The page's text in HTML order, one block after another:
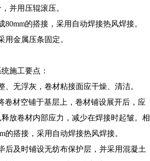
并用压辊滚压。
80mm的搭接，采用自动焊接热风焊接。
用金属压条固定。
施工要点：
、无浮灰，卷材粘接面应干燥、清洁。
卷材空铺于基层上，卷材铺设展开后，应
放卷材内部应力，减少在焊接时起皱。相
的搭接，采用自动焊接热风焊接。
后及时铺设无纺布保护层，并采用混凝土